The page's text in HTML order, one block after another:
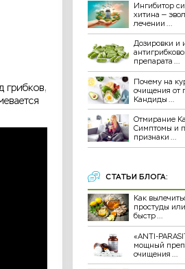
грибков,
Ингибитор
хитина —
лечении ...
Дозировки и
препарата ...
Почему на
очищения от
Кандиды ...
Отмирание
Симптомы и
признаки ...
СТАТЬИ БЛОГА:
Как
простуды
быстр ...
«ANTI-
мощный
очищения ...